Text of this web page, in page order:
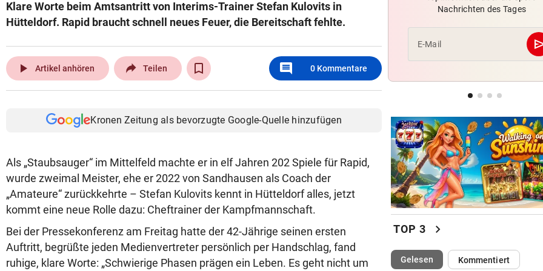
Klare Worte beim Amtsantritt von Interims-Trainer Stefan Kulovits in
Hütteldorf. Rapid braucht schnell neues Feuer, die Bereitschaft fehlte.
play_arrow Artikel anhören Teilen comment 0 Kommentare
Kronen Zeitung als bevorzugte Google-Quelle hinzufügen
Als „Staubsauger“ im Mittelfeld machte er in elf Jahren 202 Spiele für Rapid,
wurde zweimal Meister, ehe er 2022 von Sandhausen als Coach der
„Amateure“ zurückkehrte – Stefan Kulovits kennt in Hütteldorf alles, jetzt
kommt eine neue Rolle dazu: Cheftrainer der Kampfmannschaft.
Bei der Pressekonferenz am Freitag hatte der 42-Jährige seinen ersten
Auftritt, begrüßte jeden Medienvertreter persönlich per Handschlag, fand
ruhige, klare Worte: „Schwierige Phasen prägen ein Leben. Es geht nicht um
F1-Boss verrät: Es wird mehr
Sprintrennen geben
Play-off weit auf
Irre! Salzburg – Pafos wegen
Sintflut unterbrochen
Nachrichten des Tages
E-Mail
TOP 3 chevron_right
Gelesen(ausgewählt)Kommentiert